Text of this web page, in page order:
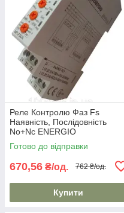
Реле Контролю Фаз Fs
Наявність, Послідовність
No+Nc ENERGIO
Готово до відправки
670,56 ₴/од. 762 ₴/од.
Купити